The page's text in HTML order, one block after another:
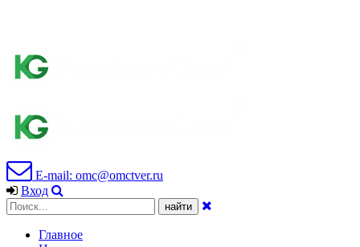
E-mail: omc@omctver.ru
Вход
Главное